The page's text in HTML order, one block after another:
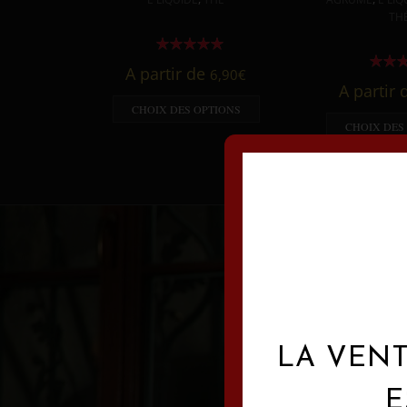
A partir de 6,90€
CHOIX DES OPTIONS
A partir
CHOIX DES
LA